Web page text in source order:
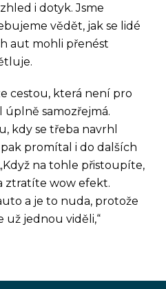
i dotyk. Jsme
vědět, jak se lidé
aut mohli přenést
cestou, která není pro
samozřejmá.
kdy se třeba navrhl
promítal i do dalších
na tohle přistoupíte,
ztratíte wow efekt.
a je to nuda, protože
už jednou viděli,“